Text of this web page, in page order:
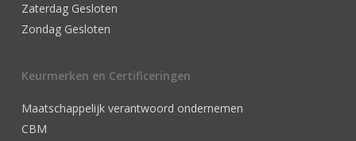
Zaterdag Gesloten
Zondag Gesloten
Keurmerken en Certificeringen
Maatschappelijk verantwoord ondernemen
CBM